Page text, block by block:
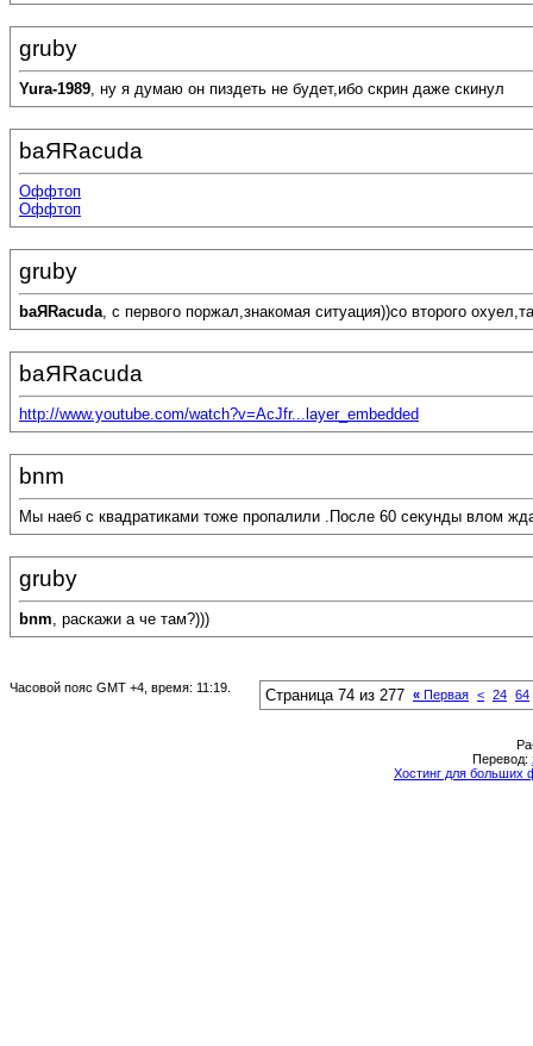
gruby
Yura-1989, ну я думаю он пиздеть не будет,ибо скрин даже скинул
baЯRacuda
Оффтоп
Оффтоп
gruby
baЯRacuda, с первого поржал,знакомая ситуация))со второго
baЯRacuda
http://www.youtube.com/watch?v=AcJfr...layer_embedded
bnm
Мы наеб с квадратиками тоже пропалили .После 60 секунды влом
gruby
bnm, раскажи а че там?)))
Часовой пояс GMT +4, время: 11:19 Страница 74 из 277 « Первая < 24 64
Перевод:
Хостинг для больших